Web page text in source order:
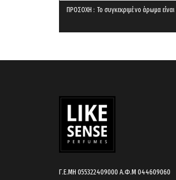
ΠΡΟΣΟΧΗ : Το συγκεκριμένο άρωμα
Γ.Ε.ΜΗ 055322409000 Α.Φ.Μ 044609060